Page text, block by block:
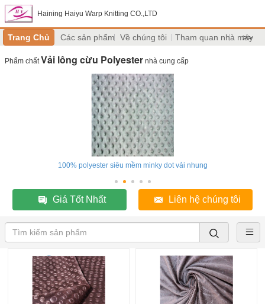
Haining Haiyu Warp Knitting CO.,LTD
Trang Chủ Các sản phẩm Về chúng tôi Tham quan nhà máy
>>
Phẩm chấtVải lông cừu Polyester nhà cung cấp
100% polyester siêu mềm minky dot vải nhung
Giá Tốt Nhất Liên hệ chúng tôi